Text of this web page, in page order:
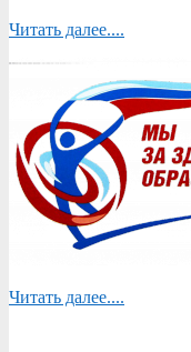
Читать далее....
Читать далее....